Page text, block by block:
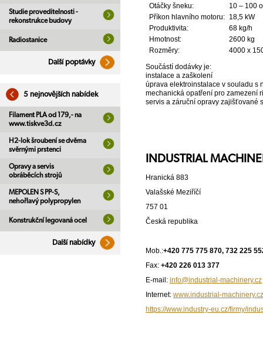
Studie proveditelnosti -
rekonstrukce budovy
Radiostanice
Další poptávky
5 nejnovějších nabídek
Filament PLA od 179,- na
www.tiskve3d.cz
H2-lok šroubení se dvěma
svěrnými prstenci
Opravy a servis
obráběcích strojů
MEPOLEN S PP-S,
nehořlavý polypropylen
Konstrukční legovaná ocel
Další nabídky
Otáčky šneku:
10 – 100
Příkon hlavního motoru: 18,5 kW
Produktivita:
68 kg/h
Hmotnost:
2600 kg
Rozměry:
4000 x
Součástí dodávky je:
instalace a zaškolení
úprava elektroinstalace v souladu s
mechanická opatření pro zamezení
servis a záruční opravy zajišťované
INDUSTRIAL
Hranická 883
Valašské Meziříčí
757 01
Česká republika
Mob.:+420 775 775 870, 732 225
Fax: +420 226 013 377
E-mail: info@industrial-machinery.cz
Internet: www.industrial-machinery.cz
https://www.industry-eu.cz/firmy/